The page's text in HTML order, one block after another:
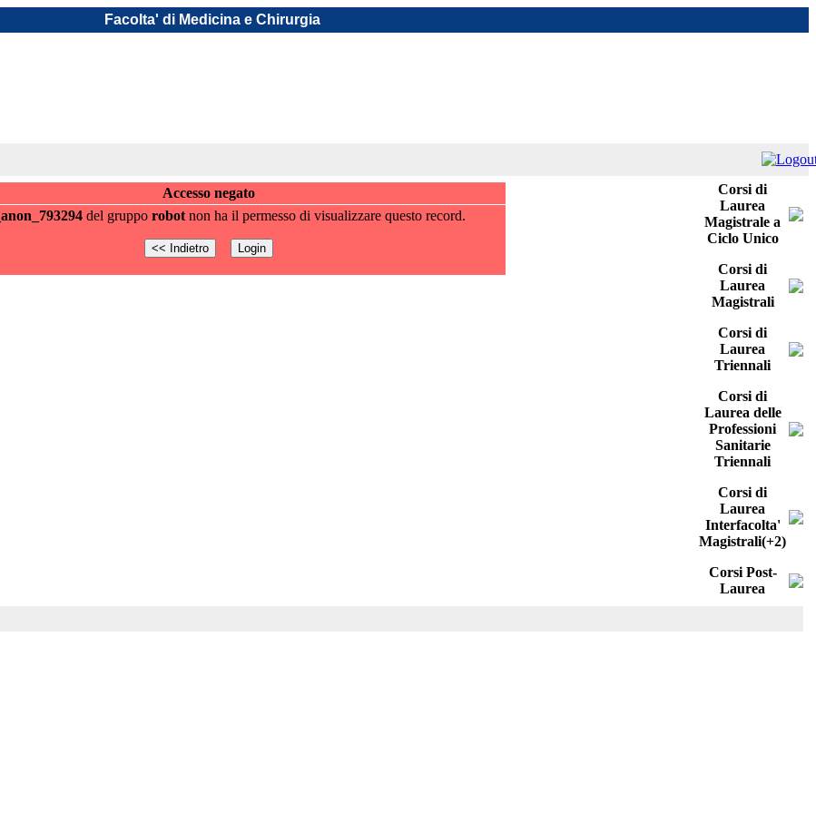
Facolta' di Medicina e Chirurgia
Accesso negato
_anon_793294del gruppo robotnon ha il permesso di visualizzare questo record.
Corsi di
Laurea
Magistrale a
Ciclo Unico
Corsi di
Laurea
Magistrali
Corsi di
Laurea
Triennali
Corsi di
Laurea delle
Professioni
Sanitarie
Triennali
Corsi di
Laurea
Interfacolta'
Magistrali(+2)
Corsi Post-
Laurea